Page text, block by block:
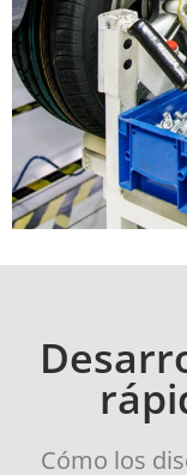
Cómo los